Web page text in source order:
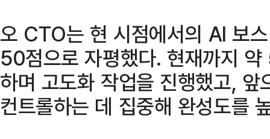
오 CTO는 현 시점에서의 AI 보
50점으로 자평했다. 현재까지
하며 고도화 작업을 진행했고,
컨트롤하는 데 집중해 완성도를